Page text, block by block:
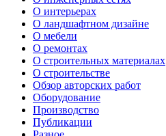
О интерьерах
О ландшафтном дизайне
О мебели
О ремонтах
О строительных материалах
О строительстве
Обзор авторских работ
Оборудование
Производство
Публикации